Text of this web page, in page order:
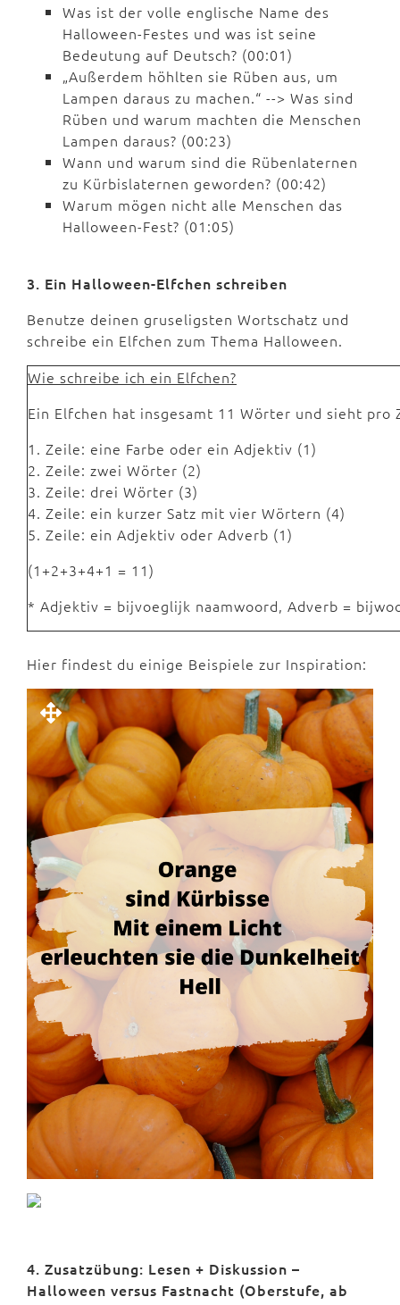
Was ist der volle englische Name des
Halloween-Festes und was ist seine
Bedeutung auf Deutsch? (00:01)
„Außerdem höhlten sie Rüben aus, um
Lampen daraus zu machen.“ --> Was sind
Rüben und warum machten die Menschen
Lampen daraus? (00:23)
Wann und warum sind die Rübenlaternen
zu Kürbislaternen geworden? (00:42)
Warum mögen nicht alle Menschen das
Halloween-Fest? (01:05)
3. Ein Halloween-Elfchen schreiben
Benutze deinen gruseligsten Wortschatz und
schreibe ein Elfchen zum Thema Halloween.
Wie schreibe ich ein Elfchen?
Ein Elfchen hat insgesamt 11 Wörter und sieht pro
1. Zeile: eine Farbe oder ein Adjektiv (1)
2. Zeile: zwei Wörter (2)
3. Zeile: drei Wörter (3)
4. Zeile: ein kurzer Satz mit vier Wörtern (4)
5. Zeile: ein Adjektiv oder Adverb (1)
(1+2+3+4+1 = 11)
* Adjektiv = bijvoeglijk naamwoord, Adverb =
Hier findest du einige Beispiele zur Inspiration:
4. Zusatzübung: Lesen + Diskussion –
Halloween versus Fastnacht (Oberstufe, ab